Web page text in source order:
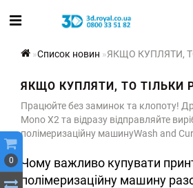
0
Список новин ЯКЩО КУПЛЯТИ,
ЯКЩО КУПЛЯТИ, ТО ТІЛЬКИ
Працюйте без заминок та клопоту!
Mono X2 та відразу відправляйте
полімеризаційну машинуWash and
Чому важливо купувати
полімеризаційну машину